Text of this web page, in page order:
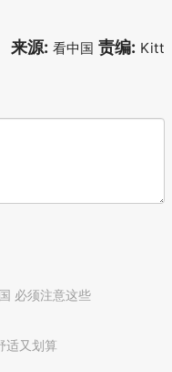
来源: 看中国 责编: Kitt
必须注意这些
适又划算